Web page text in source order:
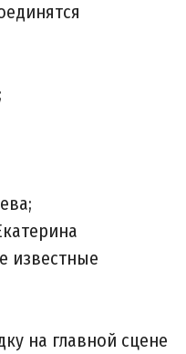
известные
на главной сцене